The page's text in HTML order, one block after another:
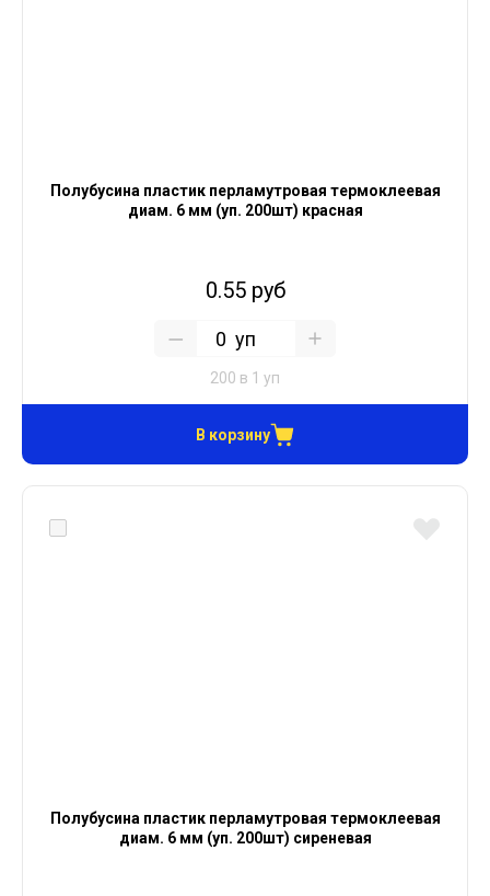
Полубусина пластик перламутровая термоклеевая
диам. 6 мм (уп. 200шт) красная
0.55 руб
уп
200 в 1 уп
В корзину
Полубусина пластик перламутровая термоклеевая
диам. 6 мм (уп. 200шт) сиреневая